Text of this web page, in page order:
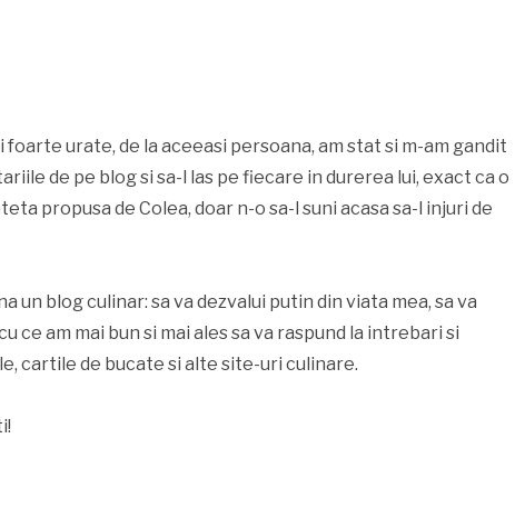
urate, de la aceeasi persoana, am stat si m-am gandit
de pe blog si sa-l las pe fiecare in durerea lui, exact ca o
propusa de Colea, doar n-o sa-l suni acasa sa-l injuri de
un blog culinar: sa va dezvalui putin din viata mea, sa va
ce am mai bun si mai ales sa va raspund la intrebari si
cartile de bucate si alte site-uri culinare.